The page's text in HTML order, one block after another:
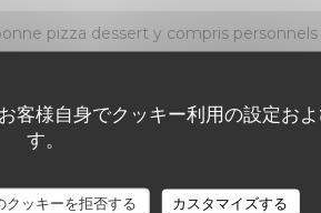
客様自身でクッキー利用の設定お
す。
クッキーを拒否する カスタマイズする
pizza dessert y compris personnels